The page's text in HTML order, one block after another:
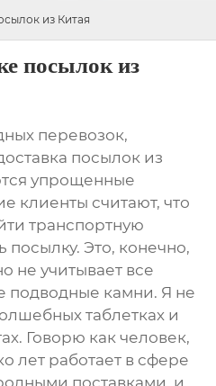
из Китая
посылок из
перевозок,
посылок из
упрощенные
клиенты считают, что
транспортную
Это, конечно,
не учитывает все
подводные камни. Я не
таблетках и
Говорю как человек,
лет работает в сфере